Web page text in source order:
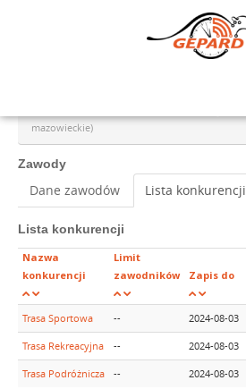
mazowieckie)
Zawody
Dane zawodów Lista konkurencji
Lista konkurencji
Nazwa
konkurencji
Limit
zawodników
Zapis do
Trasa Sportowa -- 2024-08-03
Trasa Rekreacyjna -- 2024-08-03
Trasa Podróżnicza -- 2024-08-03